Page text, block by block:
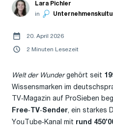
Lara Pichler
in
20. April 2026
2 Minuten Lesezeit
Welt der Wundergehört seit
Wissensmarken im
TV‑Magazin auf ProSieben
Free‑TV‑Sender, ein starkes
YouTube‑Kanal mit rund